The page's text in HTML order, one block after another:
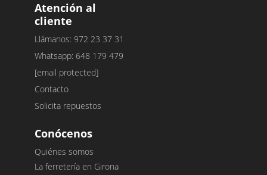
Atención al
cliente
Llámanos: 972 23 37 31
Whatsapp: 648 179 479
[email protected]
Contacto
Solicita repuestos
Conócenos
Quiénes somos
La ferretería en Girona